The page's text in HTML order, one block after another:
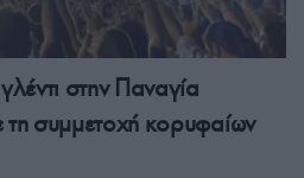
στην Παναγία
συμμετοχή κορυφαίων